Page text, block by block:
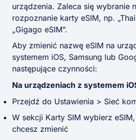
urządzenia. Zaleca się wybranie
rozpoznanie karty eSIM, np.
„Gigago eSIM”.
Aby zmienić nazwę eSIM na
systemem iOS, Samsung lub
następujące czynności:
Na urządzeniach z systemem
Przejdź do Ustawienia > Sieć
W sekcji Karty SIM wybierz
chcesz zmienić